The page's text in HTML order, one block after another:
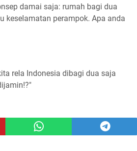
damai saja: rumah bagi dua
keselamatan perampok. Apa anda
rela Indonesia dibagi dua saja